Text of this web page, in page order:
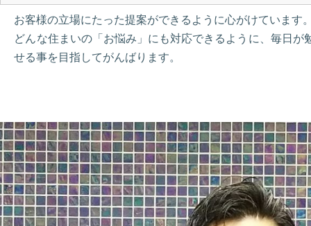
お客様の立場にたった提案ができるように心がけています
どんな住まいの「お悩み」にも対応できるように、毎日
せる事を目指してがんばります。